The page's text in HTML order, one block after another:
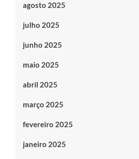
agosto 2025
julho 2025
junho 2025
maio 2025
abril 2025
março 2025
fevereiro 2025
janeiro 2025